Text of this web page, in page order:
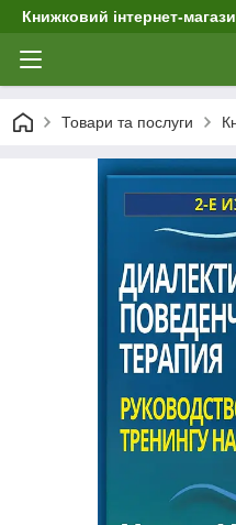
Книжковий інтернет-
Товари та послуги